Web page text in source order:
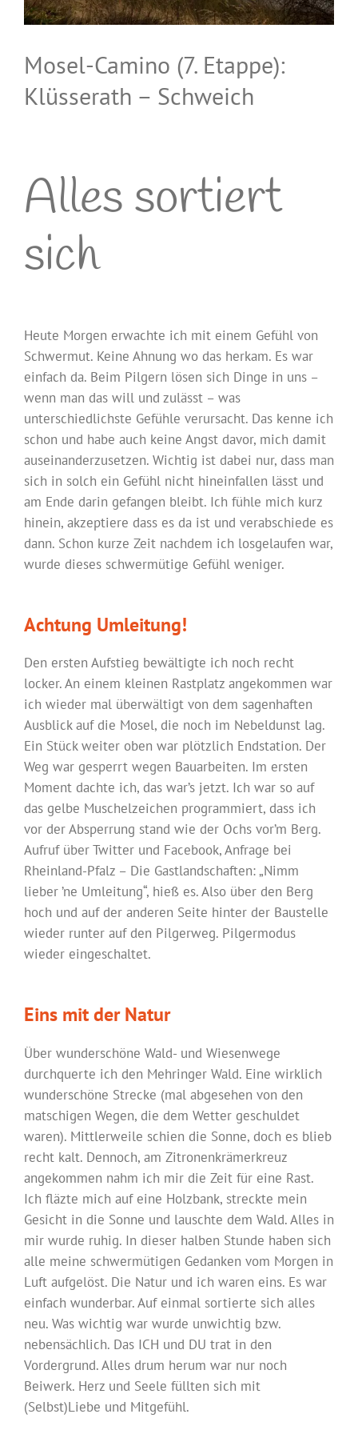
Mosel-Camino (7. Etappe):
Klüsserath – Schweich
Alles sortiert
sich
Heute Morgen erwachte ich mit einem Gefühl von
Schwermut. Keine Ahnung wo das herkam. Es war
einfach da. Beim Pilgern lösen sich Dinge in uns –
wenn man das will und zulässt – was
unterschiedlichste Gefühle verursacht. Das kenne ich
schon und habe auch keine Angst davor, mich damit
auseinanderzusetzen. Wichtig ist dabei nur, dass man
sich in solch ein Gefühl nicht hineinfallen lässt und
am Ende darin gefangen bleibt. Ich fühle mich kurz
hinein, akzeptiere dass es da ist und verabschiede es
dann. Schon kurze Zeit nachdem ich losgelaufen war,
wurde dieses schwermütige Gefühl weniger.
Achtung Umleitung!
Den ersten Aufstieg bewältigte ich noch recht
locker. An einem kleinen Rastplatz angekommen war
ich wieder mal überwältigt von dem sagenhaften
Ausblick auf die Mosel, die noch im Nebeldunst lag.
Ein Stück weiter oben war plötzlich Endstation. Der
Weg war gesperrt wegen Bauarbeiten. Im ersten
Moment dachte ich, das war’s jetzt. Ich war so auf
das gelbe Muschelzeichen programmiert, dass ich
vor der Absperrung stand wie der Ochs vor’m Berg.
Aufruf über Twitter und Facebook, Anfrage bei
Rheinland-Pfalz – Die Gastlandschaften: „Nimm
lieber ’ne Umleitung“, hieß es. Also über den Berg
hoch und auf der anderen Seite hinter der Baustelle
wieder runter auf den Pilgerweg. Pilgermodus
wieder eingeschaltet.
Eins mit der Natur
Über wunderschöne Wald- und Wiesenwege
durchquerte ich den Mehringer Wald. Eine wirklich
wunderschöne Strecke (mal abgesehen von den
matschigen Wegen, die dem Wetter geschuldet
waren). Mittlerweile schien die Sonne, doch es blieb
recht kalt. Dennoch, am Zitronenkrämerkreuz
angekommen nahm ich mir die Zeit für eine Rast.
Ich fläzte mich auf eine Holzbank, streckte mein
Gesicht in die Sonne und lauschte dem Wald. Alles in
mir wurde ruhig. In dieser halben Stunde haben sich
alle meine schwermütigen Gedanken vom Morgen in
Luft aufgelöst. Die Natur und ich waren eins. Es war
einfach wunderbar. Auf einmal sortierte sich alles
neu. Was wichtig war wurde unwichtig bzw.
nebensächlich. Das ICH und DU trat in den
Vordergrund. Alles drum herum war nur noch
Beiwerk. Herz und Seele füllten sich mit
(Selbst)Liebe und Mitgefühl.